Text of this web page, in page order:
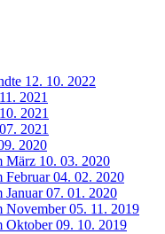
12. 10. 2022
2021
2021
2021
2020
März 10. 03. 2020
Februar 04. 02. 2020
07. 01. 2020
November 05. 11. 2019
Oktober 09. 10. 2019